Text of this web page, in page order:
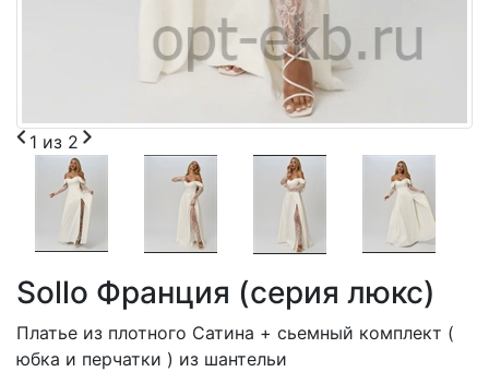
1 из 2
Sollo Франция (серия люкс)
Платье из плотного Сатина + сьемный комплект (
юбка и перчатки ) из шантельи